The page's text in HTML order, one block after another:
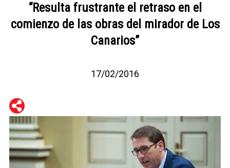
“Resulta frustrante el retraso en el
comienzo de las obras del mirador de Los
Canarios”
17/02/2016
Facebook
Twitter